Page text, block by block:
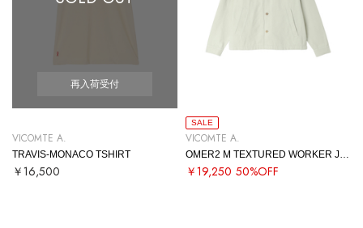
再入荷受付
VICOMTE A.
TRAVIS-MONACO TSHIRT
￥16,500
SALE
VICOMTE A.
￥19,250 50%OFF